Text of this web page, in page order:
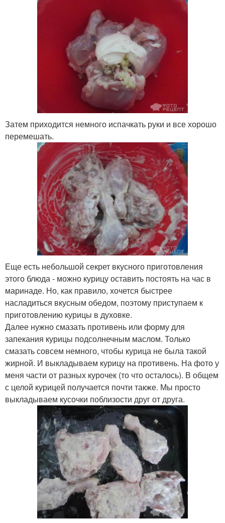
Затем приходится немного испачкать руки и все хорошо
перемешать.
Еще есть небольшой секрет вкусного приготовления
этого блюда - можно курицу оставить постоять на час в
маринаде. Но, как правило, хочется быстрее
насладиться вкусным обедом, поэтому приступаем к
приготовлению курицы в духовке.
Далее нужно смазать противень или форму для
запекания курицы подсолнечным маслом. Только
смазать совсем немного, чтобы курица не была такой
жирной. И выкладываем курицу на противень. На фото у
меня части от разных курочек (то что осталось). В общем
с целой курицей получается почти также. Мы просто
выкладываем кусочки поблизости друг от друга.